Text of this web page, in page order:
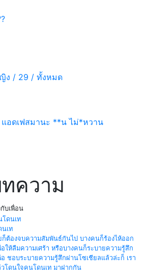
แอดเฟสมานะ **น ไม่*หวาน
ความ
บเพื่อน
เท
ก็ต้องจบความสัมพันธ์กันไป บางคนก็ร้องไห้ออก
ให้ลืมความเศร้า หรือบางคนก็ระบายความรู้สึก
ชอบระบายความรู้สึกผ่านโซเชียลแล้วล่ะก็ เรา
โดนใจคนโดนเท มาฝากกัน